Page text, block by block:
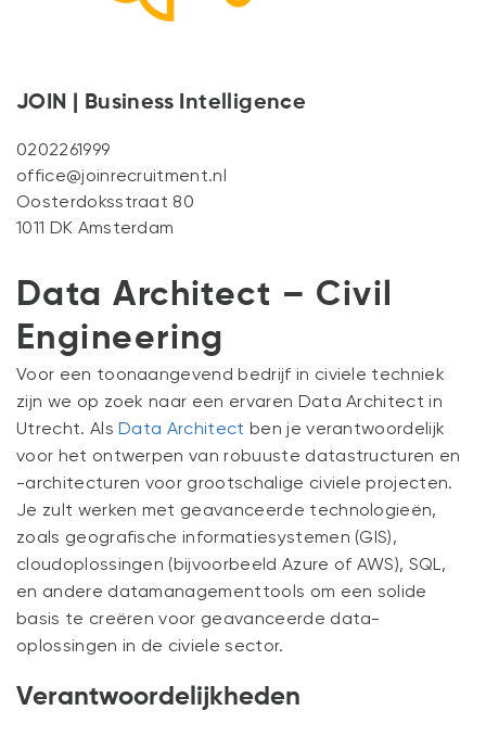
JOIN | Business Intelligence
0202261999
office@joinrecruitment.nl
Oosterdoksstraat 80
1011 DK Amsterdam
Data Architect – Civil
Engineering
Voor een toonaangevend bedrijf in civiele techniek
zijn we op zoek naar een ervaren Data Architect in
Utrecht. AlsData Architect ben je verantwoordelijk
voor het ontwerpen van robuuste datastructuren en
-architecturen voor grootschalige civiele projecten.
Je zult werken met geavanceerde technologieën,
zoals geografische informatiesystemen (GIS),
cloudoplossingen (bijvoorbeeld Azure of AWS), SQL,
en andere datamanagementtools om een solide
basis te creëren voor geavanceerde data-
oplossingen in de civiele sector.
Verantwoordelijkheden